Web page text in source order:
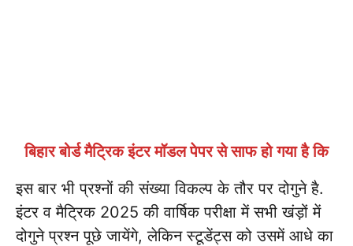
बिहार बोर्ड मैट्रिक इंटर मॉडल पेपर से साफ हो गया है कि
इस बार भी प्रश्नों की संख्या विकल्प के तौर पर दोगुने है.
इंटर व मैट्रिक 2025 की वार्षिक परीक्षा में सभी खंड़ों में
दोगुने प्रश्न पूछे जायेंगे, लेकिन स्टूडेंट्स को उसमें आधे का